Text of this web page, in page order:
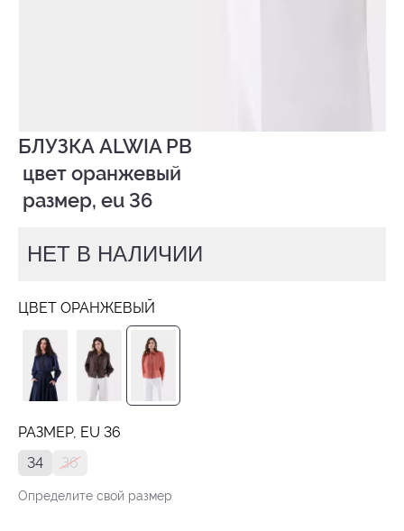
БЛУЗКА ALWIA PB
размер, eu 36
НЕТ В НАЛИЧИИ
ЦВЕТ ОРАНЖЕВЫЙ
РАЗМЕР, EU 36
34
36
Определите свой размер